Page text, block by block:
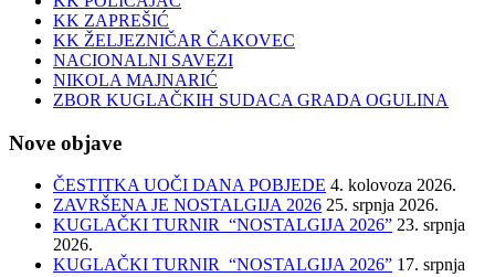
KK ZAPREŠIĆ
KK ŽELJEZNIČAR ČAKOVEC
NACIONALNI SAVEZI
NIKOLA MAJNARIĆ
ZBOR KUGLAČKIH SUDACA GRADA OGULINA
Nove objave
ČESTITKA UOČI DANA POBJEDE 4. kolovoza 2026.
ZAVRŠENA JE NOSTALGIJA 2026 25. srpnja 2026.
KUGLAČKI TURNIR “NOSTALGIJA 2026” 23. srpnja
2026.
KUGLAČKI TURNIR “NOSTALGIJA 2026” 17. srpnja